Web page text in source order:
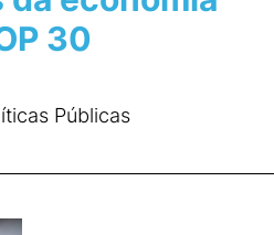
30
Públicas